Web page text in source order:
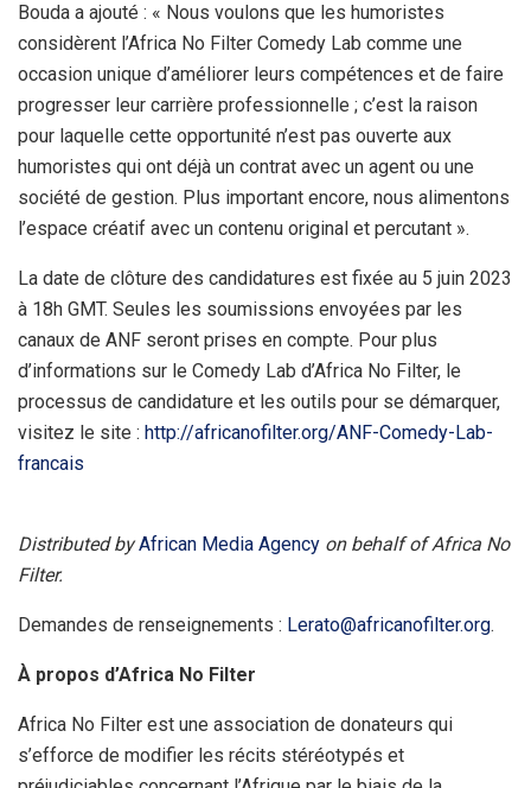
Bouda a ajouté : « Nous voulons que les humoristes
considèrent l’Africa No Filter Comedy Lab comme une
occasion unique d’améliorer leurs compétences et de faire
progresser leur carrière professionnelle ; c’est la raison
pour laquelle cette opportunité n’est pas ouverte aux
humoristes qui ont déjà un contrat avec un agent ou une
société de gestion. Plus important encore, nous alimentons
l’espace créatif avec un contenu original et percutant ».
La date de clôture des candidatures est fixée au 5 juin 2023
à 18h GMT. Seules les soumissions envoyées par les
canaux de ANF seront prises en compte. Pour plus
d’informations sur le Comedy Lab d’Africa No Filter, le
processus de candidature et les outils pour se démarquer,
visitez le site : http://africanofilter.org/ANF-Comedy-Lab-
francais
Distributed byAfrican Media Agency on behalf of Africa No
Filter.
Demandes de renseignements : Lerato@africanofilter.org.
À propos d’Africa No Filter
Africa No Filter est une association de donateurs qui
s’efforce de modifier les récits stéréotypés et